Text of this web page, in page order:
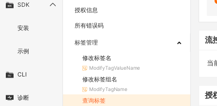
SDK
安装
示例
CLI
诊断
授权信息
所有错误码
标签管理
修改标签名
ModifyTagValueName
修改标签组名
ModifyTagName
查询标签
流
当
授